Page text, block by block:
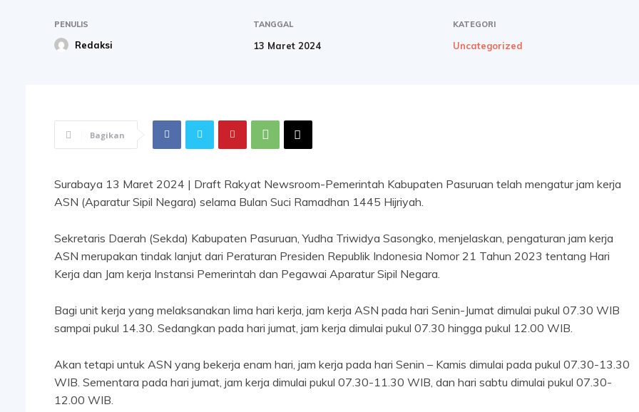
PENULIS
Redaksi
TANGGAL
13 Maret 2024
KATEGORI
Uncategorized
Bagikan
Surabaya 13 Maret 2024 | Draft Rakyat Newsroom-Pemerintah Kabupaten Pasuruan telah mengatur jam kerja
ASN (Aparatur Sipil Negara) selama Bulan Suci Ramadhan 1445 Hijriyah.
Sekretaris Daerah (Sekda) Kabupaten Pasuruan, Yudha Triwidya Sasongko, menjelaskan, pengaturan jam kerja
ASN merupakan tindak lanjut dari Peraturan Presiden Republik Indonesia Nomor 21 Tahun 2023 tentang Hari
Kerja dan Jam kerja Instansi Pemerintah dan Pegawai Aparatur Sipil Negara.
Bagi unit kerja yang melaksanakan lima hari kerja, jam kerja ASN pada hari Senin-Jumat dimulai pukul 07.30 WIB
sampai pukul 14.30. Sedangkan pada hari jumat, jam kerja dimulai pukul 07.30 hingga pukul 12.00 WIB.
Akan tetapi untuk ASN yang bekerja enam hari, jam kerja pada hari Senin – Kamis dimulai pada pukul 07.30-13.30
WIB. Sementara pada hari jumat, jam kerja dimulai pukul 07.30-11.30 WIB, dan hari sabtu dimulai pukul 07.30-
12.00 WIB.